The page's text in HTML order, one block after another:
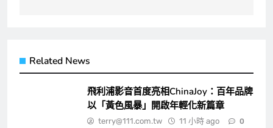
Related News
飛利浦影音首度亮相ChinaJoy：百年品牌
以「黃色風暴」開啟年輕化新篇章
terry@111.com.tw 11 小時 ago 0